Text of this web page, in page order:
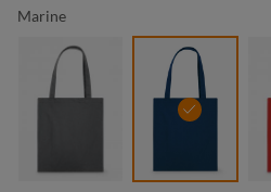
Marine
marine